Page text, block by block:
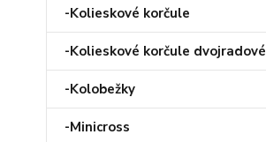
-Kolieskové korčule
-Kolieskové korčule dvojradové
-Kolobežky
-Minicross